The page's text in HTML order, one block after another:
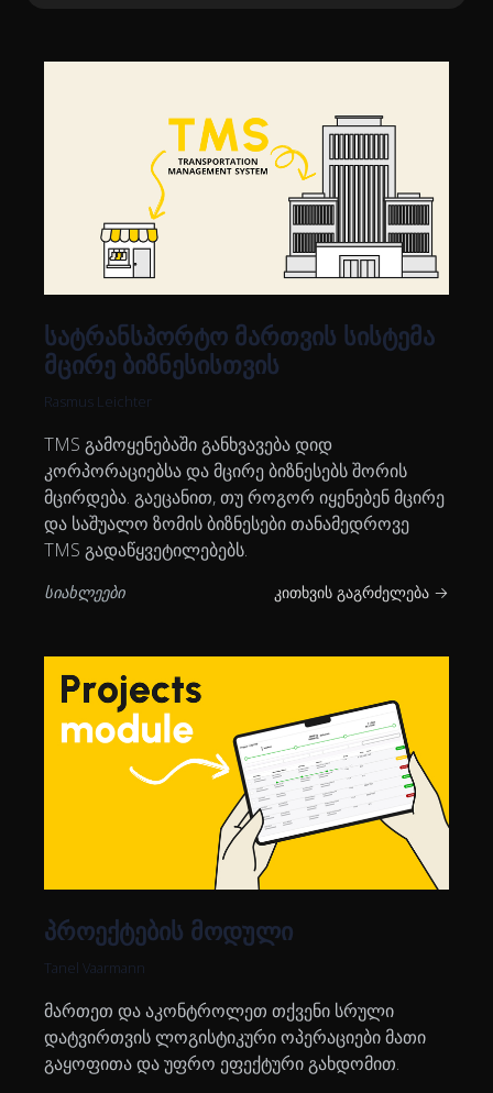
სატრანსპორტო მართვის სისტემა
მცირე ბიზნესისთვის
Rasmus Leichter
TMS გამოყენებაში განხვავება დიდ
კორპორაციებსა და მცირე ბიზნესებს შორის
მცირდება. გაეცანით, თუ როგორ იყენებენ მცირე
და საშუალო ზომის ბიზნესები თანამედროვე
TMS გადაწყვეტილებებს.
სიახლეები კითხვის გაგრძელება →
პროექტების მოდული
Tanel Vaarmann
მართეთ და აკონტროლეთ თქვენი სრული
დატვირთვის ლოგისტიკური ოპერაციები მათი
გაყოფითა და უფრო ეფექტური გახდომით.